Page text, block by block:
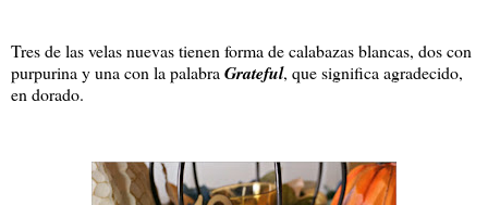
Tres de las velas nuevas tienen forma de calabazas blancas, dos con
purpurina y una con la palabraGrateful, que significa agradecido,
en dorado.